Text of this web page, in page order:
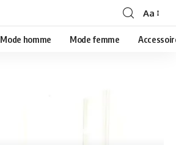
Aa
Mode homme Mode femme